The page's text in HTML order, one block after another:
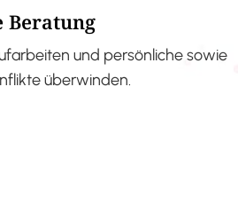
Beratung
und persönliche sowie
überwinden.